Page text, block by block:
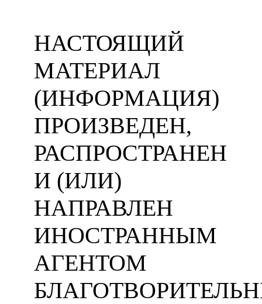
НАСТОЯЩИЙ
МАТЕРИАЛ
(ИНФОРМАЦИЯ)
ПРОИЗВЕДЕН,
РАСПРОСТРАНЕН
И (ИЛИ)
НАПРАВЛЕН
ИНОСТРАННЫМ
АГЕНТОМ